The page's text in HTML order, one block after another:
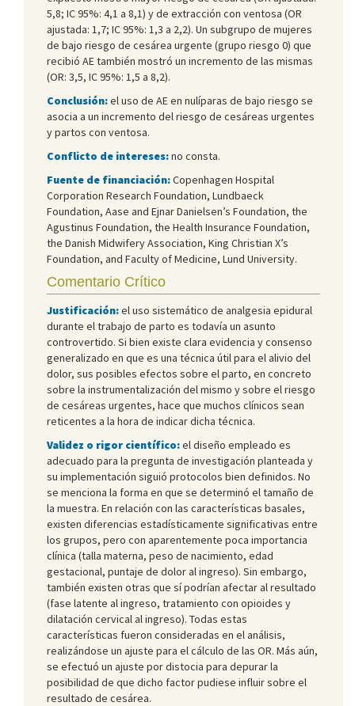
5,8; IC 95%: 4,1 a 8,1) y de extracción con ventosa (OR
ajustada: 1,7; IC 95%: 1,3 a 2,2). Un subgrupo de mujeres
de bajo riesgo de cesárea urgente (grupo riesgo 0) que
recibió AE también mostró un incremento de las mismas
(OR: 3,5, IC 95%: 1,5 a 8,2).
Conclusión:el uso de AE en nulíparas de bajo riesgo se
asocia a un incremento del riesgo de cesáreas urgentes
y partos con ventosa.
Conflicto de intereses:no consta.
Fuente de financiación:Copenhagen Hospital
Corporation Research Foundation, Lundbaeck
Foundation, Aase and Ejnar Danielsen’s Foundation, the
Agustinus Foundation, the Health Insurance Foundation,
the Danish Midwifery Association, King Christian X’s
Foundation, and Faculty of Medicine, Lund University.
Comentario Crítico
Justificación:el uso sistemático de analgesia epidural
durante el trabajo de parto es todavía un asunto
controvertido. Si bien existe clara evidencia y consenso
generalizado en que es una técnica útil para el alivio del
dolor, sus posibles efectos sobre el parto, en concreto
sobre la instrumentalización del mismo y sobre el riesgo
de cesáreas urgentes, hace que muchos clínicos sean
reticentes a la hora de indicar dicha técnica.
Validez o rigor científico:el diseño empleado es
adecuado para la pregunta de investigación planteada y
su implementación siguió protocolos bien definidos. No
se menciona la forma en que se determinó el tamaño de
la muestra. En relación con las características basales,
existen diferencias estadísticamente significativas entre
los grupos, pero con aparentemente poca importancia
clínica (talla materna, peso de nacimiento, edad
gestacional, puntaje de dolor al ingreso). Sin embargo,
también existen otras que sí podrían afectar al resultado
(fase latente al ingreso, tratamiento con opioides y
dilatación cervical al ingreso). Todas estas
características fueron consideradas en el análisis,
realizándose un ajuste para el cálculo de las OR. Más aún,
se efectuó un ajuste por distocia para depurar la
posibilidad de que dicho factor pudiese influir sobre el
resultado de cesárea.